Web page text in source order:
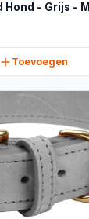
Hond - Grijs - M
Toevoegen